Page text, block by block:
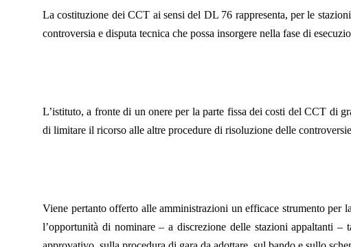
La costituzione dei CCT ai sensi del DL 76 rappresenta, per le
controversia e disputa tecnica che possa insorgere nella fase di
L’istituto, a fronte di un onere per la parte fissa dei costi del CCT di
di limitare il ricorso alle altre procedure di risoluzione delle
Viene pertanto offerto alle amministrazioni un efficace strumento per
l’opportunità di nominare – a discrezione delle stazioni appaltanti –